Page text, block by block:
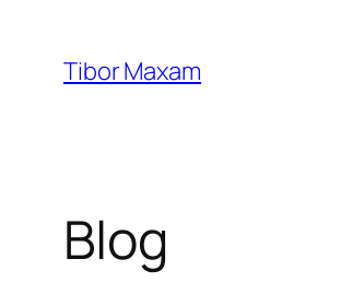
Inhalt
springen
Tibor Maxam
Blog